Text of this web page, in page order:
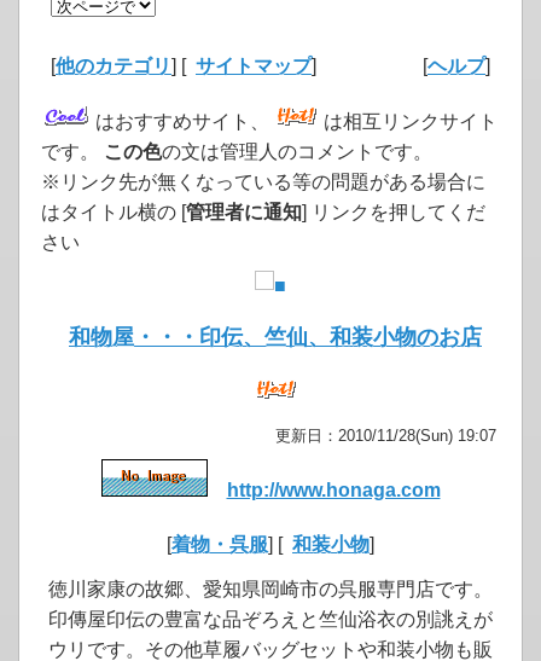
[他のカテゴリ] [ サイトマップ] [ヘルプ]
はおすすめサイト、
は相互リンクサイト
です。
この色の文は管理人のコメントです。
※リンク先が無くなっている等の問題がある場合に
はタイトル横の [管理者に通知] リンクを押してくだ
さい
和物屋・・・印伝、竺仙、和装小物のお店
更新日：2010/11/28(Sun) 19:07
http://www.honaga.com
[着物・呉服] [ 和装小物]
徳川家康の故郷、愛知県岡崎市の呉服専門店です。
印傳屋印伝の豊富な品ぞろえと竺仙浴衣の別誂えが
ウリです。その他草履バッグセットや和装小物も販